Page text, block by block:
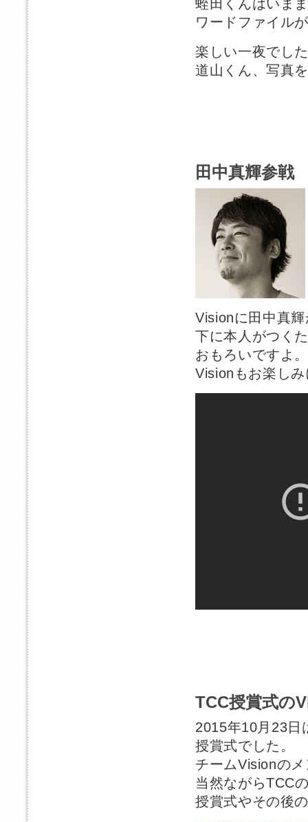
蛭田くんはいま
ワードファイル
楽しい一夜でし
道山くん、写真
田中真輝参戦
Visionに田中真
下に本人がつく
おもろいですよ
Visionもお楽し
TCC授賞式の
2015年10月23日
授賞式でした。
チームVisionの
当然ながらTCC
授賞式やその後